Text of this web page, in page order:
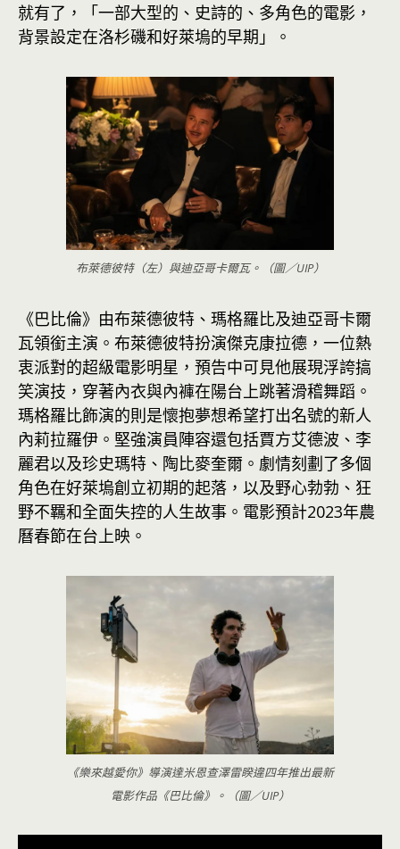
就有了，「一部大型的、史詩的、多角色的電影，
背景設定在洛杉磯和好萊塢的早期」。
布萊德彼特（左）與迪亞哥卡爾瓦。（圖／UIP）
《巴比倫》由布萊德彼特、瑪格羅比及迪亞哥卡爾
瓦領銜主演。布萊德彼特扮演傑克康拉德，一位熱
衷派對的超級電影明星，預告中可見他展現浮誇搞
笑演技，穿著內衣與內褲在陽台上跳著滑稽舞蹈。
瑪格羅比飾演的則是懷抱夢想希望打出名號的新人
內莉拉羅伊。堅強演員陣容還包括賈方艾德波、李
麗君以及珍史瑪特、陶比麥奎爾。劇情刻劃了多個
角色在好萊塢創立初期的起落，以及野心勃勃、狂
野不羈和全面失控的人生故事。電影預計2023年農
曆春節在台上映。
《樂來越愛你》導演達米恩查澤雷睽違四年推出最新
電影作品《巴比倫》。（圖／UIP）